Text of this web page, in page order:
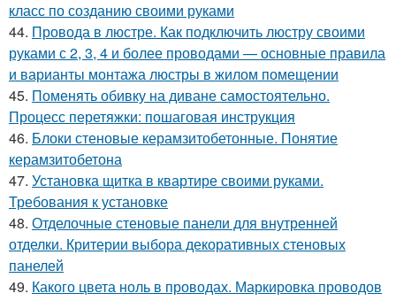
класс по созданию своими руками
44. Провода в люстре. Как подключить люстру своими
руками с 2, 3, 4 и более проводами — основные правила
и варианты монтажа люстры в жилом помещении
45. Поменять обивку на диване самостоятельно.
Процесс перетяжки: пошаговая инструкция
46. Блоки стеновые керамзитобетонные. Понятие
керамзитобетона
47. Установка щитка в квартире своими руками.
Требования к установке
48. Отделочные стеновые панели для внутренней
отделки. Критерии выбора декоративных стеновых
панелей
49. Какого цвета ноль в проводах. Маркировка проводов